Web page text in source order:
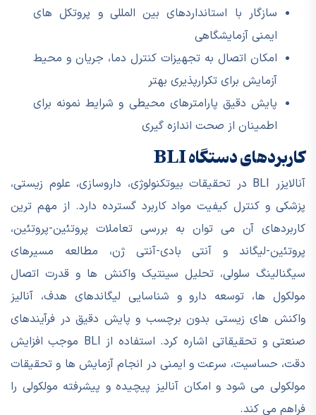
سازگار با استانداردهای بین المللی و پروتکل های
ایمنی آزمایشگاهی
امکان اتصال به تجهیزات کنترل دما، جریان و محیط
آزمایش برای تکرارپذیری بهتر
پایش دقیق پارامترهای محیطی و شرایط نمونه برای
اطمینان از صحت اندازه گیری
کاربردهای دستگاه BLI
آنالایزر BLI در تحقیقات بیوتکنولوژی، داروسازی، علوم زیستی،
پزشکی و کنترل کیفیت مواد کاربرد گسترده دارد. از مهم ترین
کاربردهای آن می توان به بررسی تعاملات پروتئین-پروتئین،
پروتئین-لیگاند و آنتی بادی-آنتی ژن، مطالعه مسیرهای
سیگنالینگ سلولی، تحلیل سینتیک واکنش ها و قدرت اتصال
مولکول ها، توسعه دارو و شناسایی لیگاندهای هدف، آنالیز
واکنش های زیستی بدون برچسب و پایش دقیق در فرآیندهای
صنعتی و تحقیقاتی اشاره کرد. استفاده از BLI موجب افزایش
دقت، حساسیت، سرعت و ایمنی در انجام آزمایش ها و تحقیقات
مولکولی می شود و امکان آنالیز پیچیده و پیشرفته مولکولی را
فراهم می کند.